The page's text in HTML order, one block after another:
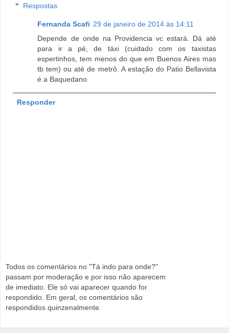
Respostas
Fernanda Scafi 29 de janeiro de 2014 às 14:11
Depende de onde na Providencia vc estará. Dá até
para ir a pé, de táxi (cuidado com os taxistas
espertinhos, tem menos do que em Buenos Aires mas
tb tem) ou até de metrô. A estação do Patio Bellavista
é a Baquedano.
Responder
Todos os comentários no "Tá indo para onde?"
passam por moderação e por isso não aparecem
de imediato. Ele só vai aparecer quando for
respondido. Em geral, os comentários são
respondidos quinzenalmente.